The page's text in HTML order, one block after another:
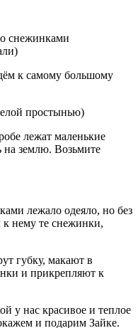
снежинками
к самому большому
простынью)
лежат маленькие
землю. Возьмите
лежало одеяло, но без
нему те снежинки,
губку, макают в
и прикрепляют к
у нас красивое и теплое
и подарим Зайке.